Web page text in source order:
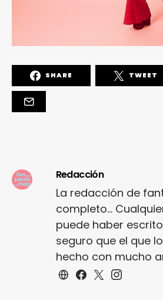
SHARE TWEET
Redacción
La redacción de
completo...
puede haber
seguro que el que
hecho con mucho